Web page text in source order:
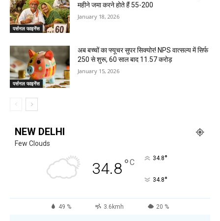
पर्सनल फाइनेंस
महीने जमा करने होते हैं ₹55-200
January 18, 2026
पर्सनल फाइनेंस
अब बच्चों का फ्यूचर सुपर सिक्योर! NPS वात्सल्य में सिर्फ
₹250 से शुरू, 60 साल बाद 11.57 करोड़
January 15, 2026
NEW DELHI
Few Clouds
34.8°C 34.8°
34.8°
49 % 3.6kmh 20 %